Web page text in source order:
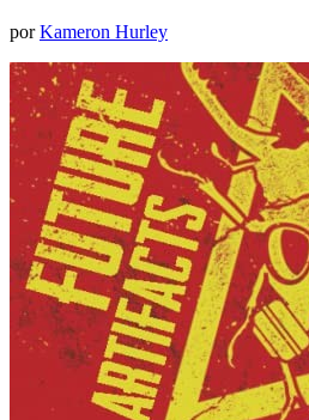
porKameron Hurley